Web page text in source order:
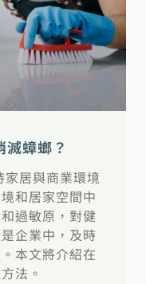
蟑螂？
居與商業環境
和居家空間中
過敏原，對健
企業中，及時
本文將介紹在
法。